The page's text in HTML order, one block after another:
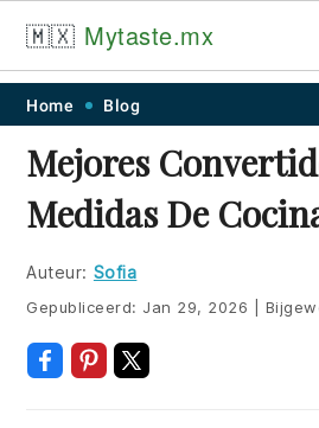
Skip
primary
navigation
Skip
main
content
Skip
primary
sidebar
Skip
footer
🇲🇽 Mytaste.mx
Home Blog
Mejores
Medidas De
Auteur: Sofia
Gepubliceerd: Jan 29, 2026